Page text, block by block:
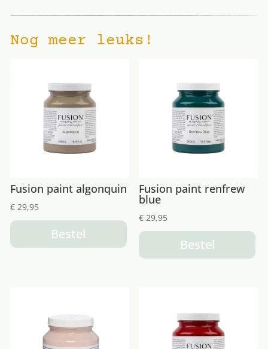
Nog meer leuks!
Fusion paint algonquin
€29,95
Bestel
Fusion paint renfrew
blue
€ 29,95
Bestel